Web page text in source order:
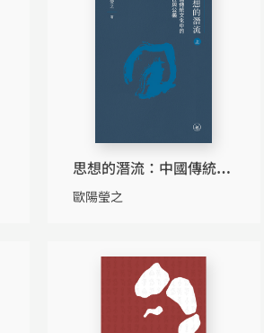
思想的潛流：中國傳統文
化中的理性與公義（上下
歐陽瑩之